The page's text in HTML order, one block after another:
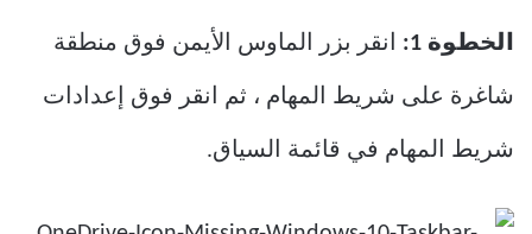
الخطوة 1: انقر بزر الماوس الأيمن فوق منطقة
شاغرة على شريط المهام ، ثم انقر فوق إعدادات
شريط المهام في قائمة السياق.